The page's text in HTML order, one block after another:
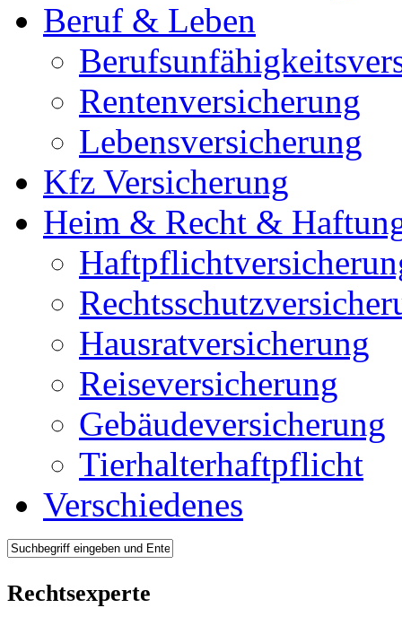
Beruf & Leben
Rentenversicherung
Lebensversicherung
Kfz Versicherung
Heim & Recht &
Hausratversicherung
Reiseversicherung
Gebäudeversicherung
Tierhalterhaftpflicht
Verschiedenes
Rechtsexperte